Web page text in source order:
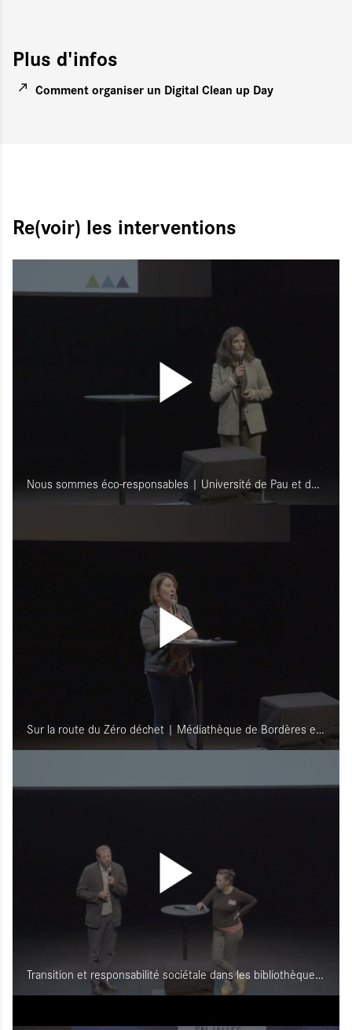
Plus d'infos
Comment organiser un Digital Clean up Day
Re(voir) les interventions
Nous sommes éco-responsables | Université de Pau et des pays de l’Adour - UPPA (64)
Sur la route du Zéro déchet | Médiathèque de Bordères et Lamensans (40)
Transition et responsabilité sociétale dans les bibliothèques | Université de Bordeaux (33)